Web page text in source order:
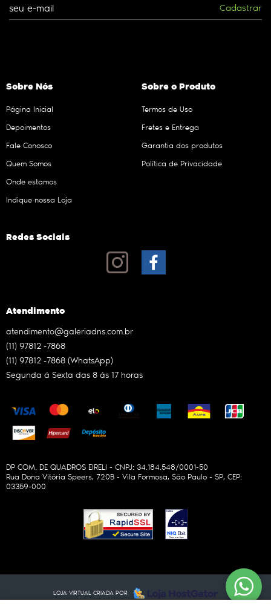
Cadastrar
Sobre Nós
Página Inicial
Depoimentos
Fale Conosco
Quem Somos
Onde estamos
Indique nossa Loja
Sobre o Produto
Termos de Uso
Fretes e Entrega
Garantia dos produtos
Política de Privacidade
Redes Sociais
Atendimento
(11) 97812 -7868
(11) 97812 -7868 (WhatsApp)
Segunda à Sexta das 8 às 17 horas
atendimento@galeriadns.com.br
DP COM. DE QUADROS EIRELI - CNPJ: 34.184.548/0001-50
Rua Dona Vitória Speers, 720B - Vila Formosa, São Paulo - SP, CEP:
03359-000
LOJA VIRTUAL CRIADA POR